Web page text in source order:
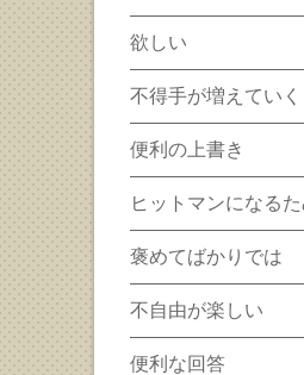
欲しい
不得手が増えていく
便利の上書き
ヒットマンになる
褒めてばかりでは
不自由が楽しい
便利な回答